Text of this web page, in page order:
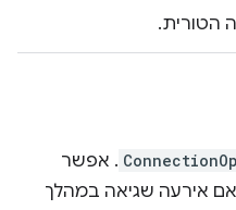
הטורית.
. אפשר
אירעה שגיאה במהלך